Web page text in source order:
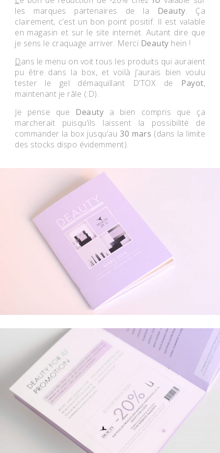
les marques partenaires de la Deauty. Ça
clairement, c’est un bon point positif. Il est valable
en magasin et sur le site internet. Autant dire que
je sens le craquage arriver. Merci Deauty hein !
Dans le menu on voit tous les produits qui auraient
pu être dans la box, et voilà j’aurais bien voulu
tester le gel démaquillant D’TOX de Payot,
maintenant je râle (:D).
Je pense que Deauty a bien compris que ça
marcherait puisqu’ils laissent la possibilité de
commander la box jusqu’au30 mars (dans la limite
des stocks dispo évidemment).